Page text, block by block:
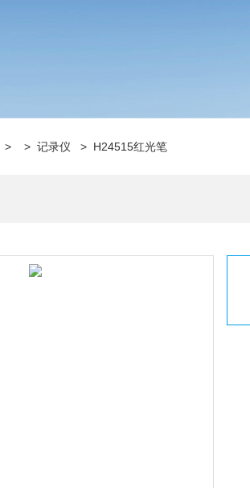
> >记录仪 > H24515红光笔